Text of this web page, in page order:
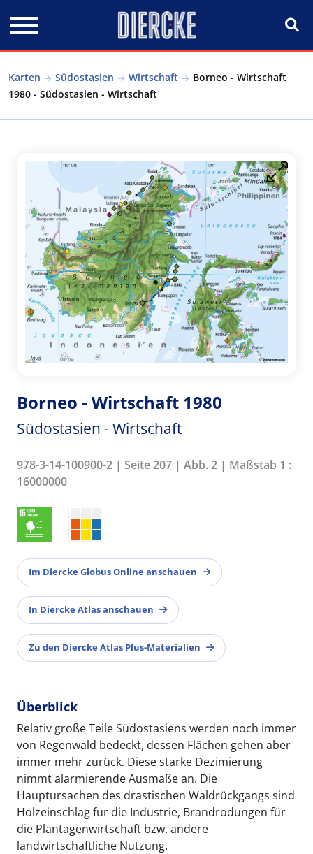
Karten Südostasien Wirtschaft
Borneo - Wirtschaft
1980 - Südostasien - Wirtschaft
Borneo - Wirtschaft 1980
Südostasien - Wirtschaft
978-3-14-100900-2 | Seite 207 | Abb. 2 | Maßstab 1 :
16000000
Im Diercke Globus Online anschauen
In Diercke Atlas anschauen
Zu den Diercke Atlas Plus-Materialien
Überblick
Relativ große Teile Südostasiens werden noch immer
von Regenwald bedeckt, dessen Flächen gehen aber
immer mehr zurück. Diese starke Dezimierung
nimmt alarmierende Ausmaße an. Die
Hauptursachen des drastischen Waldrückgangs sind
Holzeinschlag für die Industrie, Brandrodungen für
die Plantagenwirtschaft bzw. andere
landwirtschaftliche Nutzung.